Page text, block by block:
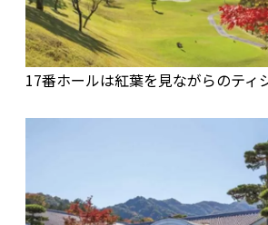
17番ホールは紅葉を見ながらのティ